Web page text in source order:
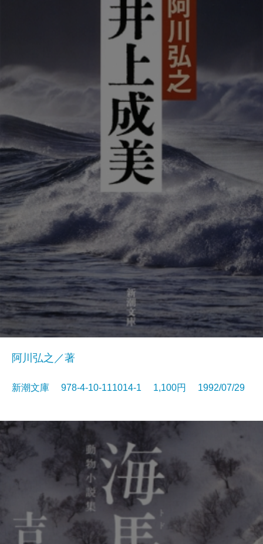
阿川弘之／著
新潮文庫 978-4-10-111014-1 1,100円 1992/07/29